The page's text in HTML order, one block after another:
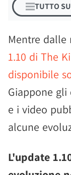
TUTTO
Mentre dalle
1.10 di The
disponibile
Giappone
e i video
alcune
L'update